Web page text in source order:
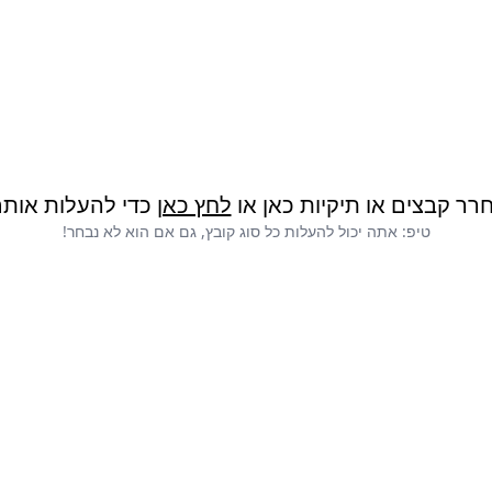
קבצים או תיקיות כאן או לחץ כאן כדי להעלות
טיפ: אתה יכול להעלות כל סוג קובץ, גם אם הוא לא נבחר!